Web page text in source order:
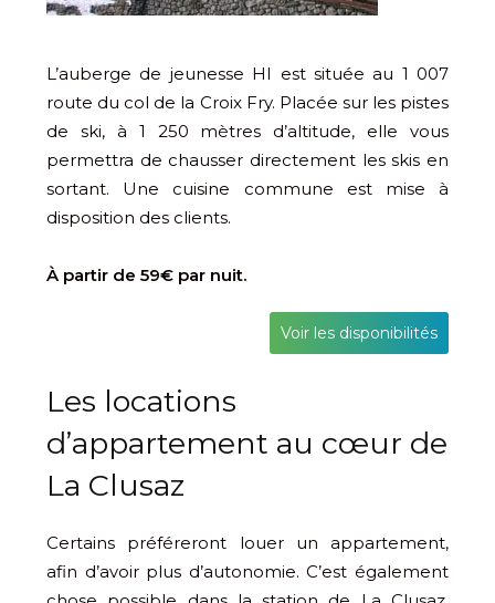
L’auberge de jeunesse HI est située au 1 007
route du col de la Croix Fry. Placée sur les pistes
de ski, à 1 250 mètres d’altitude, elle vous
permettra de chausser directement les skis en
sortant. Une cuisine commune est mise à
disposition des clients.
À partir de 59€ par nuit.
Voir les disponibilités
Les locations
d’appartement au cœur de
La Clusaz
Certains préféreront louer un appartement,
afin d’avoir plus d’autonomie. C’est également